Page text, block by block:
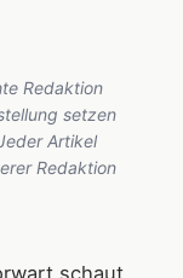
Redaktion
setzen
Artikel
Redaktion
schaut